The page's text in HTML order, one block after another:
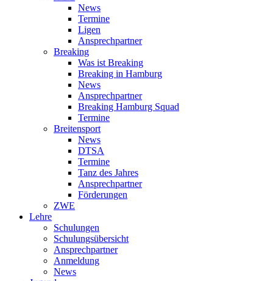
News
Termine
Ligen
Ansprechpartner
Breaking
Was ist Breaking
Breaking in Hamburg
News
Ansprechpartner
Breaking Hamburg Squad
Termine
Breitensport
News
DTSA
Termine
Tanz des Jahres
Ansprechpartner
Förderungen
ZWE
Lehre
Schulungen
Schulungsübersicht
Ansprechpartner
Anmeldung
News